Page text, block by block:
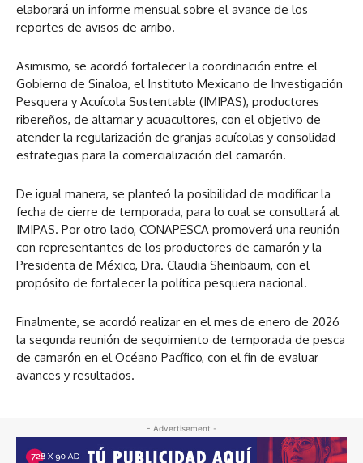
elaborará un informe mensual sobre el avance de los
reportes de avisos de arribo.
Asimismo, se acordó fortalecer la coordinación entre el
Gobierno de Sinaloa, el Instituto Mexicano de Investigación
Pesquera y Acuícola Sustentable (IMIPAS), productores
ribereños, de altamar y acuacultores, con el objetivo de
atender la regularización de granjas acuícolas y consolidad
estrategias para la comercialización del camarón.
De igual manera, se planteó la posibilidad de modificar la
fecha de cierre de temporada, para lo cual se consultará al
IMIPAS. Por otro lado, CONAPESCA promoverá una reunión
con representantes de los productores de camarón y la
Presidenta de México, Dra. Claudia Sheinbaum, con el
propósito de fortalecer la política pesquera nacional.
Finalmente, se acordó realizar en el mes de enero de 2026
la segunda reunión de seguimiento de temporada de pesca
de camarón en el Océano Pacífico, con el fin de evaluar
avances y resultados.
- Advertisement -